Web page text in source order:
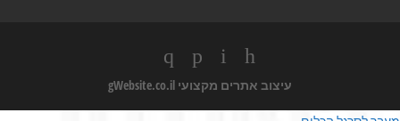
עיצוב אתרים מקצועי